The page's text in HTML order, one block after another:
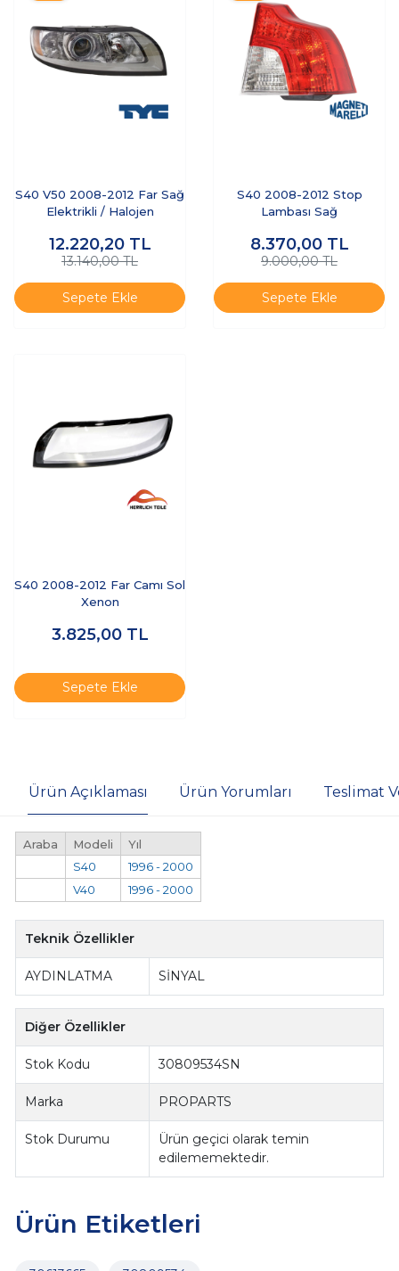
S40 V50 2008-2012 Far Sağ
Elektrikli / Halojen
12.220,20 TL
13.140,00 TL
Sepete Ekle
S40 2008-2012 Stop
Lambası Sağ
8.370,00 TL
9.000,00 TL
Sepete Ekle
S40 2008-2012 Far Camı Sol
Xenon
3.825,00 TL
Sepete Ekle
Ürün Açıklaması Ürün Yorumları Teslimat
Araba Modeli
Yıl
S40
1996 - 2000
V40
1996 - 2000
Teknik Özellikler
AYDINLATMA SİNYAL
Diğer Özellikler
Stok Kodu 30809534SN
Marka PROPARTS
Stok Durumu
Ürün geçici olarak temin
edilememektedir.
Ürün Etiketleri